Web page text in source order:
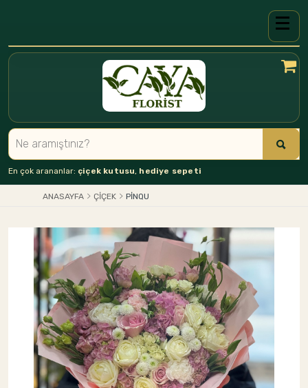
En çok arananlar: çiçek kutusu, hediye sepeti
ANASAYFA ÇIÇEK PINQU